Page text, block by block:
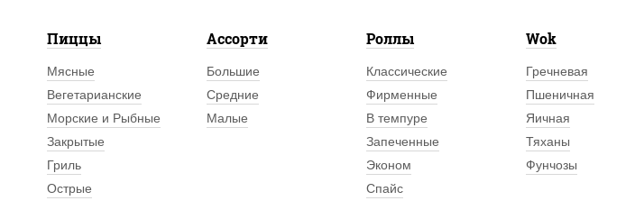
Пиццы
Мясные
Вегетарианские
Морские и Рыбные
Закрытые
Гриль
Острые
Ассорти
Большие
Средние
Малые
Роллы
Классические
Фирменные
В темпуре
Запеченные
Эконом
Спайс
Wok
Гречневая
Пшеничная
Яичная
Тяханы
Фунчозы